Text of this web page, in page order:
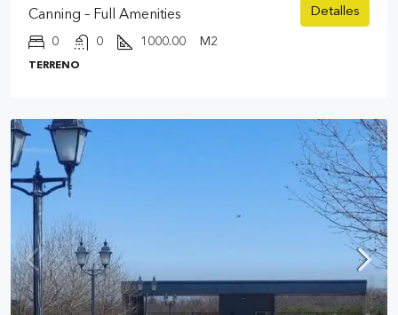
Canning – Full Amenities
0 0 1000.00 M2
TERRENO
Detalles